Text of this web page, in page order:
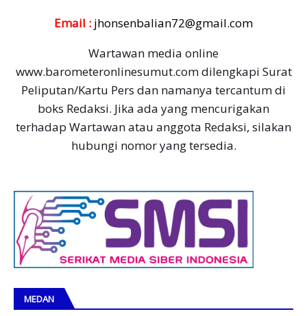
Email : jhonsenbalian72@gmail.com
Wartawan media online
www.barometeronlinesumut.com dilengkapi Surat
Peliputan/Kartu Pers dan namanya tercantum di
boks Redaksi. Jika ada yang mencurigakan
terhadap Wartawan atau anggota Redaksi, silakan
hubungi nomor yang tersedia.
MEDAN